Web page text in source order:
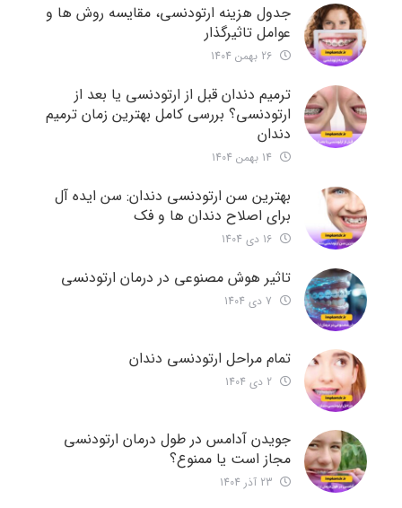
جدول هزینه ارتودنسی، مقایسه روش ها و
عوامل تاثیرگذار
ترمیم دندان قبل از ارتودنسی یا بعد از
ارتودنسی؟ بررسی کامل بهترین زمان ترمیم
دندان
بهترین سن ارتودنسی دندان: سن ایده آل
برای اصلاح دندان ها و فک
تاثیر هوش مصنوعی در درمان ارتودنسی
تمام مراحل ارتودنسی دندان
جویدن آدامس در طول درمان ارتودنسی
مجاز است یا ممنوع؟